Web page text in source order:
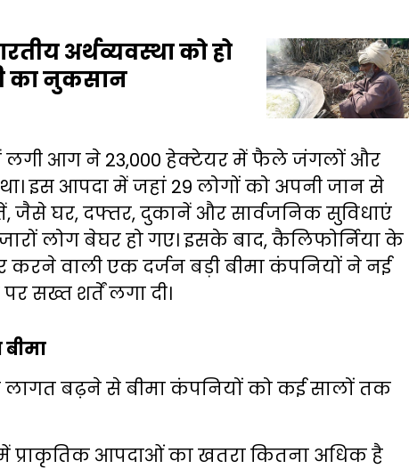
अर्थव्यवस्था को हो
का नुकसान
लगी आग ने 23,000 हेक्टेयर में फैले जंगलों और
इस आपदा में जहां 29 लोगों को अपनी जान से
जैसे घर, दफ्तर, दुकानें और सार्वजनिक सुविधाएं
लोग बेघर हो गए। इसके बाद, कैलिफोर्निया के
करने वाली एक दर्जन बड़ी बीमा कंपनियों ने नई
सख्त शर्तें लगा दी।
लागत बढ़ने से बीमा कंपनियों को कई सालों तक
प्राकृतिक आपदाओं का खतरा कितना अधिक है